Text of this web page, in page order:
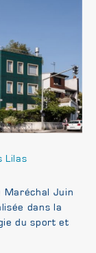
Lilas
Maréchal Juin
dans la
du sport et